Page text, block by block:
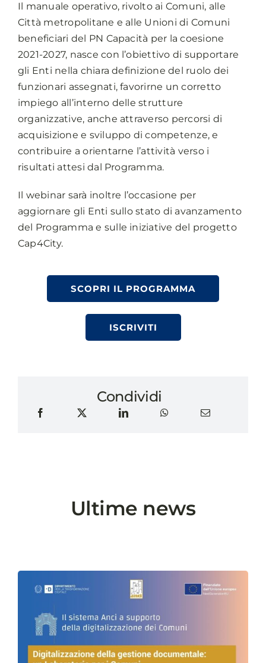
Il manuale operativo, rivolto ai Comuni, alle
Città metropolitane e alle Unioni di Comuni
beneficiari del PN Capacità per la coesione
2021-2027, nasce con l’obiettivo di supportare
gli Enti nella chiara definizione del ruolo dei
funzionari assegnati, favorirne un corretto
impiego all’interno delle strutture
organizzative, anche attraverso percorsi di
acquisizione e sviluppo di competenze, e
contribuire a orientarne l’attività verso i
risultati attesi dal Programma.
Il webinar sarà inoltre l’occasione per
aggiornare gli Enti sullo stato di avanzamento
del Programma e sulle iniziative del progetto
Cap4City.
SCOPRI IL PROGRAMMA
ISCRIVITI
Condividi
Ultime news